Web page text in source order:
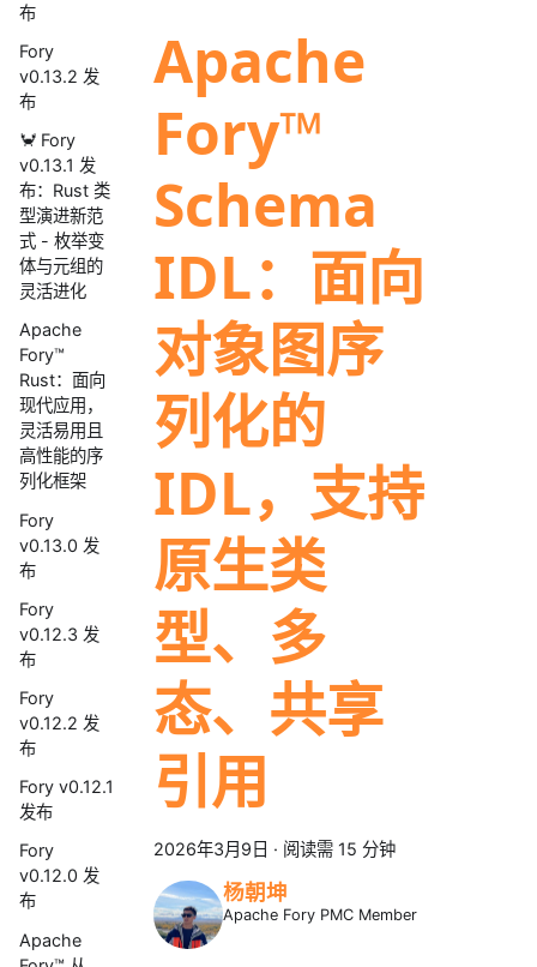
布
Fory
v0.13.2 发
布
🦀 Fory
v0.13.1 发
布：Rust 类
型演进新范
式 - 枚举变
体与元组的
灵活进化
Apache
Fory™
Rust：面向
现代应用，
灵活易用且
高性能的序
列化框架
Fory
v0.13.0 发
布
Fory
v0.12.3 发
布
Fory
v0.12.2 发
布
Fory v0.12.1
发布
Fory
v0.12.0 发
布
Apache
Apache
Fory™
Schema
IDL：面向
对象图序
列化的
IDL，支持
原生类
型、多
态、共享
引用
2026年3月9日 · 阅读需 15 分钟
杨朝坤
Apache Fory PMC Member